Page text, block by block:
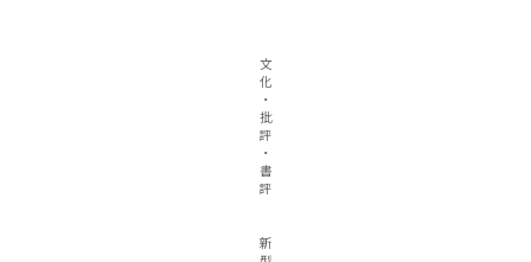
文
化
・
批
評
・
書
評
新